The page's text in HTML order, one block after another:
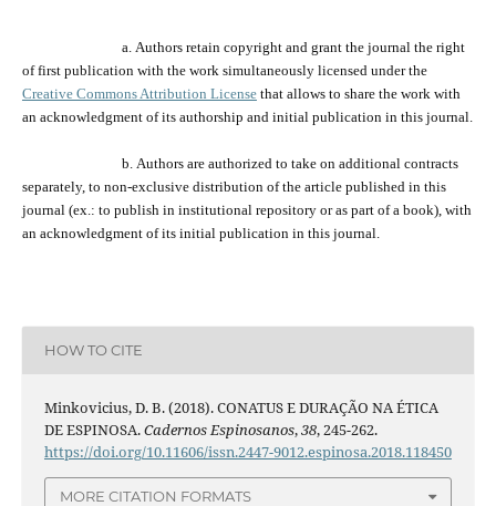
a. Authors retain copyright and grant the journal the right
of first publication with the work simultaneously licensed under the
Creative Commons Attribution Licensethat allows to share the work with
an acknowledgment of its authorship and initial publication in this journal.
b. Authors are authorized to take on additional contracts
separately, to non-exclusive distribution of the articlepublished in this
journal (ex.: to publish in institutional repository or as part ofa book), with
an acknowledgment of its initial publication in this journal.
HOW TO CITE
Minkovicius, D. B. (2018). CONATUS E DURAÇÃO NA ÉTICA
DE ESPINOSA.Cadernos Espinosanos,38, 245-262.
https://doi.org/10.11606/issn.2447-9012.espinosa.2018.118450
MORE CITATION FORMATS